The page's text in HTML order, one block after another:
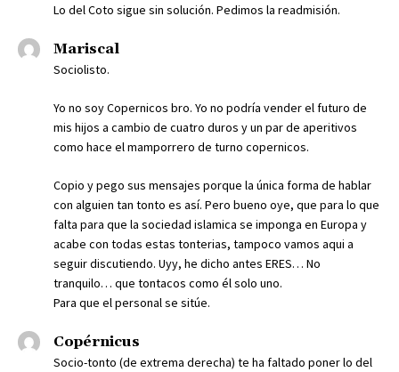
Lo del Coto sigue sin solución. Pedimos la readmisión.
Mariscal
Sociolisto.
Yo no soy Copernicos bro. Yo no podría vender el futuro de
mis hijos a cambio de cuatro duros y un par de aperitivos
como hace el mamporrero de turno copernicos.
Copio y pego sus mensajes porque la única forma de hablar
con alguien tan tonto es así. Pero bueno oye, que para lo que
falta para que la sociedad islamica se imponga en Europa y
acabe con todas estas tonterias, tampoco vamos aqui a
seguir discutiendo. Uyy, he dicho antes ERES… No
tranquilo… que tontacos como él solo uno.
Para que el personal se sitúe.
Copérnicus
Socio-tonto (de extrema derecha) te ha faltado poner lo del